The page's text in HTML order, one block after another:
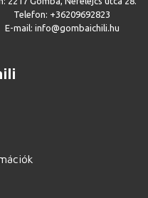
Telefon: +36209692823
E-mail: info@gombaichili.hu